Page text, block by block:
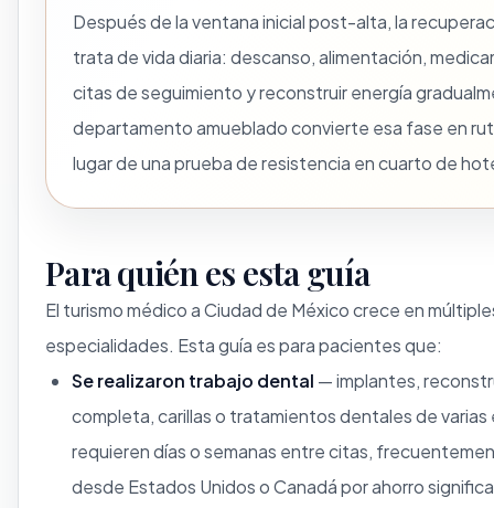
Después de la ventana inicial post-alta, la
trata de vida diaria: descanso, alimentación,
citas de seguimiento y reconstruir energía
departamento amueblado convierte esa fase en
lugar de una prueba de resistencia en cuarto de
Para quién es esta guía
El turismo médico a Ciudad de México crece en
especialidades. Esta guía es para pacientes que:
Se realizaron trabajo dental — implantes,
completa, carillas o tratamientos dentales de
requieren días o semanas entre citas,
desde Estados Unidos o Canadá por ahorro